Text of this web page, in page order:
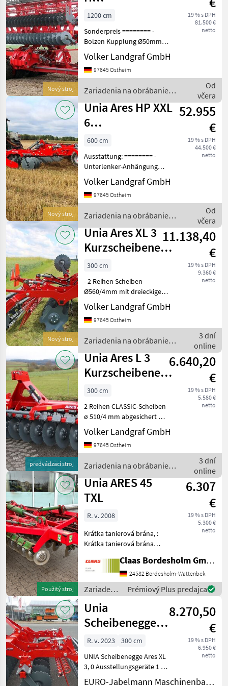
Nový stroj
Kurzscheibenegge
12 m
19 % s DPH
81.500 €
netto
1200 cm
Sonderpreis ======== -
Bolzen Kupplung Ø50mm -
2-Reihen Classic Scheiben
560/4mm - abgesichert mit
dreieckigen
austauschbare
wartungsfreie Nabe - Ro
Volker Landgraf GmbH
97645 Ostheim
Zariadenia na obrábanie
pôdy / Unia
Od
včera
Nový stroj
Unia Ares HP XXL
6
Kurzscheibenegge
660 mm
Scheiben H
52.955
€
19 % s DPH
44.500 €
netto
600 cm
Ausstattung: ======== -
Unterlenker-Anhängung
965/Ø36 mm - 2 Reihen
Classic-Scheiben Ø660 mm
mit Gummidämpfern
Arbeitstiefe -
austauschbare,
Volker Landgraf GmbH
97645 Ostheim
Zariadenia na obrábanie
pôdy / Unia
Od
včera
Nový stroj
Unia Ares XL 3
Kurzscheibenegge
Rohrstabwalze 3
m
11.138,40
€
19 % s DPH
9.360 €
netto
300 cm
- 2 Reihen Scheiben
Ø560/4mm mit dreieckigen
Gümmidämpfern -
Austauschbare,
wartungsfreie Nabe -
Federstriegel - mechanische
Tiefeneinstel
Volker Landgraf GmbH
97645 Ostheim
Zariadenia na obrábanie
pôdy / Unia
3 dní
online
predvádzací stroj
Unia Ares L 3
Kurzscheibenegge
Rohrstabwalze 3
m
6.640,20
€
19 % s DPH
5.580 €
netto
300 cm
2 Reihen CLASSIC-Scheiben
ø 510/4 mm abgesichert mit
dreieckigen
Gummidämpfern,
Rohrwalze ø500 mm,
Arbeitstiefe, steifer
Rahmen. Fordern Si
Volker Landgraf GmbH
97645 Ostheim
Zariadenia na obrábanie
pôdy / Unia
3 dní
online
Použitý stroj
Unia ARES 45
TXL
6.307
€
19 % s DPH
5.300 €
netto
R. v. 2008
Krátka tanierová brána, :
Krátka tanierová brána
pôdy Brána
Claas Bordesholm GmbH
24582 Bordesholm-Wattenbek
Zariadenia
na
obrábanie
pôdy /
Unia
Prémiový Plus predajca
Unia
Scheibenegge
ARES XL, 3,0 m
Ø560 Scheiben,
Rohrs
8.270,50
€
19 % s DPH
6.950 €
netto
R. v. 2023
300 cm
UNIA Scheibenegge Ares XL
3, 0 Ausstellungsgeräte 1 x
mit Rohrstabwalze Ø600
EURO-Jabelmann Maschinenbau GmbH